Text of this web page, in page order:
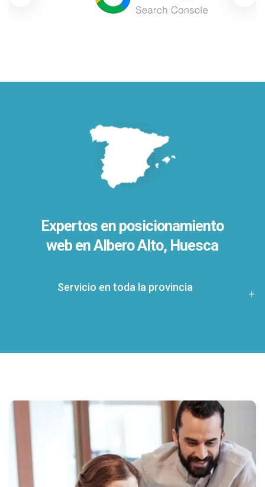
Expertos en posicionamiento
web en Albero Alto, Huesca
Servicio en toda la provincia